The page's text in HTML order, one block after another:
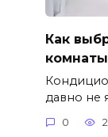
Как
комнаты
давно не
0